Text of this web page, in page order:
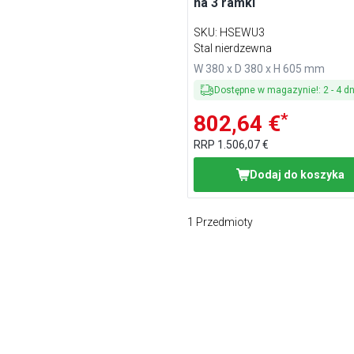
SKU: HSEWU3
Stal nierdzewna
W 380 x D 380 x H 605 mm
Dostępne w magazynie!: 2- 4
802,64 €*
RRP 1.506,07 €
Dodaj do koszyka
1 Przedmioty